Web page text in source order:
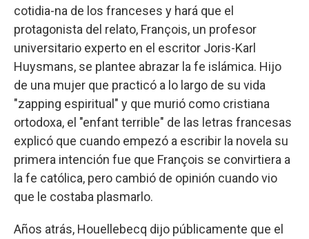
cotidia-na de los franceses y hará que el
protagonista del relato, François, un profesor
universitario experto en el escritor Joris-Karl
Huysmans, se plantee abrazar la fe islámica. Hijo
de una mujer que practicó a lo largo de su vida
"zapping espiritual" y que murió como cristiana
ortodoxa, el "enfant terrible" de las letras francesas
explicó que cuando empezó a escribir la novela su
primera intención fue que François se convirtiera a
la fe católica, pero cambió de opinión cuando vio
que le costaba plasmarlo.
Años atrás, Houellebecq dijo públicamente que el